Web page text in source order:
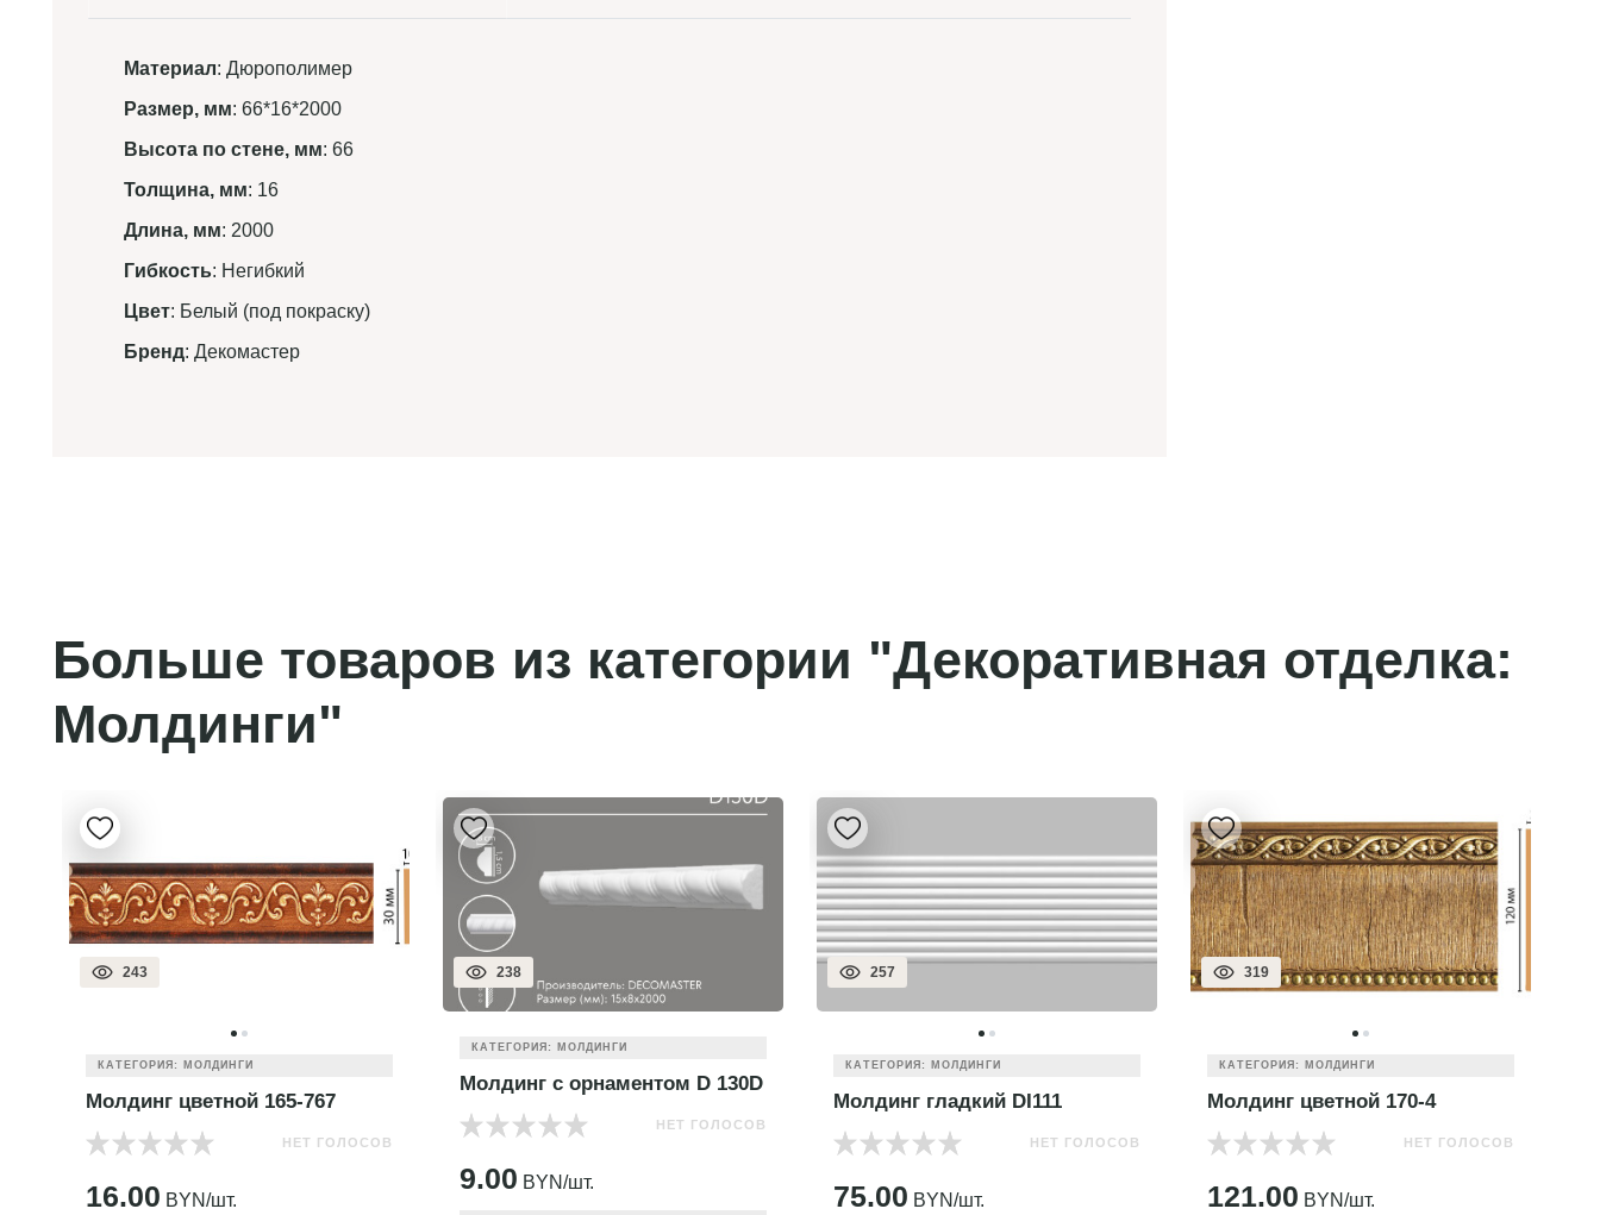
Материал: Дюрополимер
Размер, мм: 66*16*2000
Высота по стене, мм: 66
Толщина, мм: 16
Длина, мм: 2000
Гибкость: Негибкий
Цвет: Белый (под покраску)
Бренд: Декомастер
Больше товаров из категории "Декоративная отделка:
Молдинги"
243
КАТЕГОРИЯ: МОЛДИНГИ
Молдинг цветной 165-767
НЕТ ГОЛОСОВ
16.00 BYN/шт.
238
КАТЕГОРИЯ: МОЛДИНГИ
Молдинг с орнаментом D 130D
НЕТ ГОЛОСОВ
9.00 BYN/шт.
257
КАТЕГОРИЯ: МОЛДИНГИ
Молдинг гладкий DI111
НЕТ ГОЛОСОВ
75.00 BYN/шт.
319
КАТЕГОРИЯ: МОЛДИНГИ
Молдинг цветной 170-4
НЕТ ГОЛОСОВ
121.00 BYN/шт.